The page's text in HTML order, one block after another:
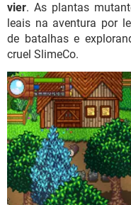
vier. As plantas
leais na aventura por
de batalhas e
cruel SlimeCo.